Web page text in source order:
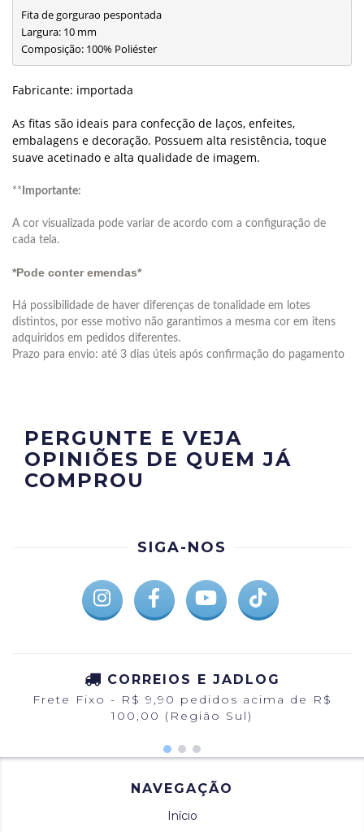
Fita de gorgurao pespontada
Largura: 10 mm
Composição: 100% Poliéster
Fabricante: importada
As fitas são ideais para confecção de laços, enfeites,
embalagens e decoração. Possuem alta resistência, toque
suave acetinado e alta qualidade de imagem.
** Importante:
A cor visualizada pode variar de acordo com a configuração de
cada tela.
*Pode conter emendas*
Há possibilidade de haver diferenças de tonalidade em lotes
distintos, por esse motivo não garantimos a mesma cor em itens
adquiridos em pedidos diferentes.
Prazo para envio: até 3 dias úteis após confirmação do pagamento
PERGUNTE E VEJA
OPINIÕES DE QUEM JÁ
COMPROU
SIGA-NOS
CORREIOS E JADLOG
Frete Fixo - R$ 9,90 pedidos acima de R$
100,00 (Região Sul)
NAVEGAÇÃO
Início